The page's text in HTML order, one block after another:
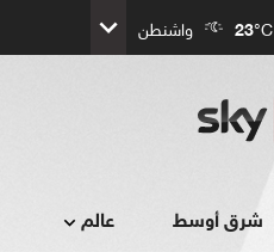
23°C واشنطن
شرق أوسط عالم